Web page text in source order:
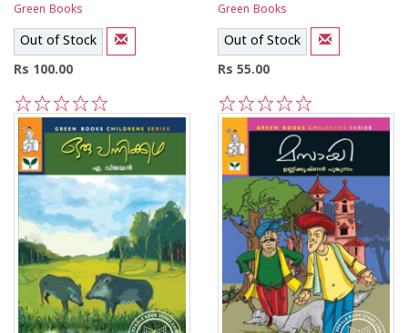
Green Books
Out of Stock
Rs 100.00
5
4
3
2
1
Green Books
Out of Stock
Rs 55.00
5
4
3
2
1